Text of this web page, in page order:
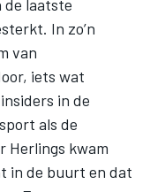
de laatste
In zo’n
van
iets wat
in de
als de
Herlings kwam
in de buurt en dat